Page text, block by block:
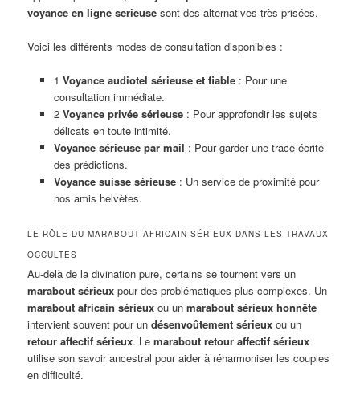
voyance en ligne serieuse sont des alternatives très prisées.
Voici les différents modes de consultation disponibles :
1 Voyance audiotel sérieuse et fiable: Pour une
consultation immédiate.
2 Voyance privée sérieuse: Pour approfondir les sujets
délicats en toute intimité.
Voyance sérieuse par mail : Pour garder une trace écrite
des prédictions.
Voyance suisse sérieuse: Un service de proximité pour
nos amis helvètes.
LE RÔLE DU MARABOUT AFRICAIN SÉRIEUX DANS LES TRAVAUX
OCCULTES
Au-delà de la divination pure, certains se tournent vers un
marabout sérieux pour des problématiques plus complexes. Un
marabout africain sérieux ou unmarabout sérieux honnête
intervient souvent pour undésenvoûtement sérieux ou un
retour affectif sérieux. Lemarabout retour affectif sérieux
utilise son savoir ancestral pour aider à réharmoniser les couples
en difficulté.